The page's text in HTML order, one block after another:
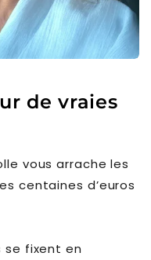
de vraies
vous arrache les
centaines d’euros
se fixent en